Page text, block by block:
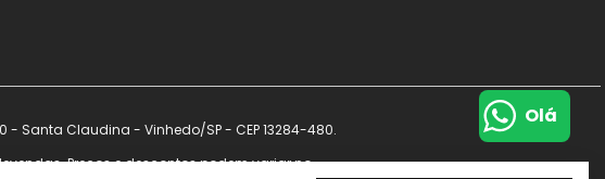
Olá
- Santa Claudina - Vinhedo/SP - CEP 13284-480.
Preços e descontos podem variar no